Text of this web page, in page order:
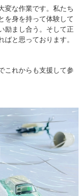
変な作業です。私たち
を身を持って体験して
励まし合う。そして正
と思っております。
これからも支援して参